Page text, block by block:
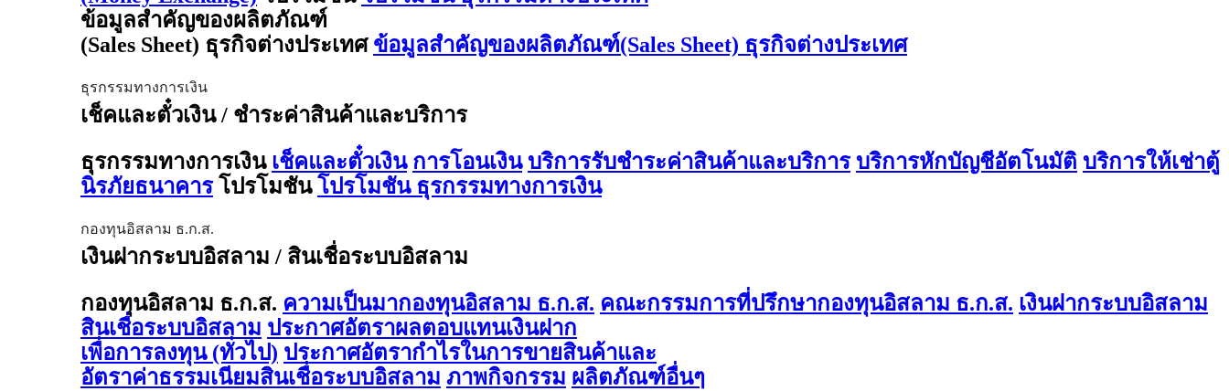
ข้อมูลสำคัญของผลิตภัณฑ์
(Sales Sheet) ธุรกิจต่างประเทศ ข้อมูลสำคัญของผลิตภัณฑ์(Sales Sheet) ธุรกิจต่างประเทศ
ธุรกรรมทางการเงิน
เช็คและตั๋วเงิน / ชำระค่าสินค้าและบริการ
ธุรกรรมทางการเงิน เช็คและตั๋วเงิน การโอนเงิน บริการรับชำระค่าสินค้าและบริการ บริการหักบัญชีอัตโนมัติ บริการให้เช่าตู้
นิรภัยธนาคาร โปรโมชัน โปรโมชัน ธุรกรรมทางการเงิน
กองทุนอิสลาม ธ.ก.ส.
เงินฝากระบบอิสลาม / สินเชื่อระบบอิสลาม
กองทุนอิสลาม ธ.ก.ส. ความเป็นมากองทุนอิสลาม ธ.ก.ส. คณะกรรมการที่ปรึกษากองทุนอิสลาม ธ.ก.ส. เงินฝากระบบอิสลาม
สินเชื่อระบบอิสลาม ประกาศอัตราผลตอบแทนเงินฝาก
เพื่อการลงทุน (ทั่วไป) ประกาศอัตรากำไรในการขายสินค้าและ
อัตราค่าธรรมเนียมสินเชื่อระบบอิสลาม ภาพกิจกรรม ผลิตภัณฑ์อื่นๆ